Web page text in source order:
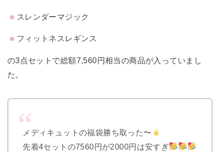
スレンダーマジック
フィットネスレギンス
の3点セットで総額7,560円相当の商品が入っていまし
た。
メディキュットの福袋勝ち取った〜
先着4セットの7560円が2000円は安すぎ